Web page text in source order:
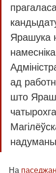
Ярашука
ад
што
На